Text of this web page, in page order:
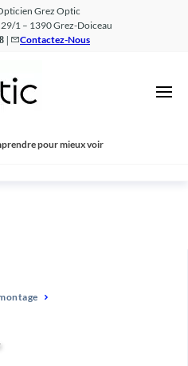
Grez Optic
1 – 1390 Grez-Doiceau
| Contactez-Nous
Optic
pour mieux voir